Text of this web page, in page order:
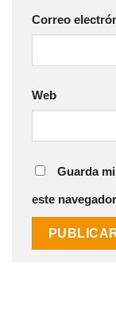
Correo
Web
Guarda
este